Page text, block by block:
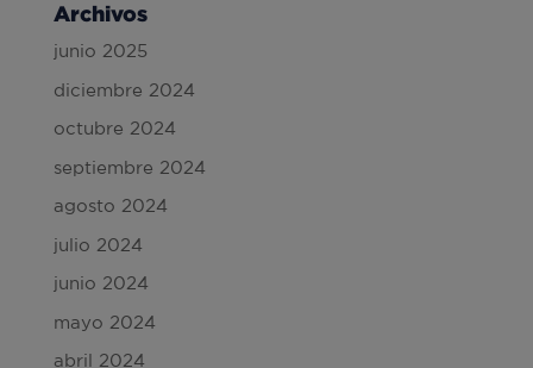
Archivos
junio 2025
diciembre 2024
octubre 2024
septiembre 2024
agosto 2024
julio 2024
junio 2024
mayo 2024
abril 2024